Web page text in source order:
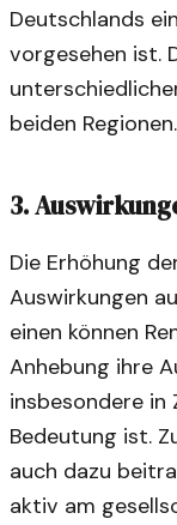
Deutschlands
vorgesehen ist.
beiden Regionen.
3.
Die Erhöhung
Auswirkungen
einen können
Anhebung ihre
insbesondere in
Bedeutung ist.
auch dazu
aktiv am